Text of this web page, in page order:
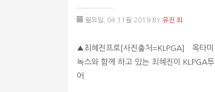
월요일, 04 11월 2019 BY 유진 최
▲최혜진프로[사진출처=KLPGA] 옥타미
녹스와 함께 하고 있는 최혜진이 KLPGA투
어